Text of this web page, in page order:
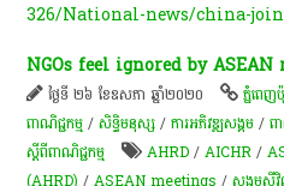
326/National-news/china-
NGOs feel ignored by
ថ្ងៃទី ២៦ ខែឧសភា ឆ្នាំ២០២០ ភ្នំពេញ
ពាណិជ្ជកម្ម /សិទ្ធិមនុស្ស /ការ​អភិវឌ្ឍ​សង្គម /ព
ស្តីពីពាណិជ្ជកម្ម
AHRD /AICHR /